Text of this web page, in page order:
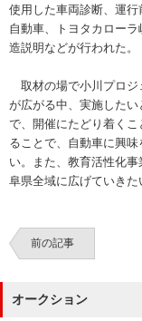
使用した車両診断、運
自動車、トヨタカロー
造説明などが行われた。
取材の場で小川プロジ
が広がる中、実施した
で、開催にたどり着く
ることで、自動車に興
い。また、教育活性化
阜県全域に広げていきた
前の記事
オークション